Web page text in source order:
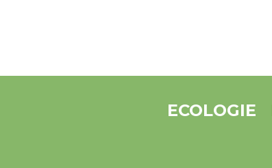
ECOLOGIE